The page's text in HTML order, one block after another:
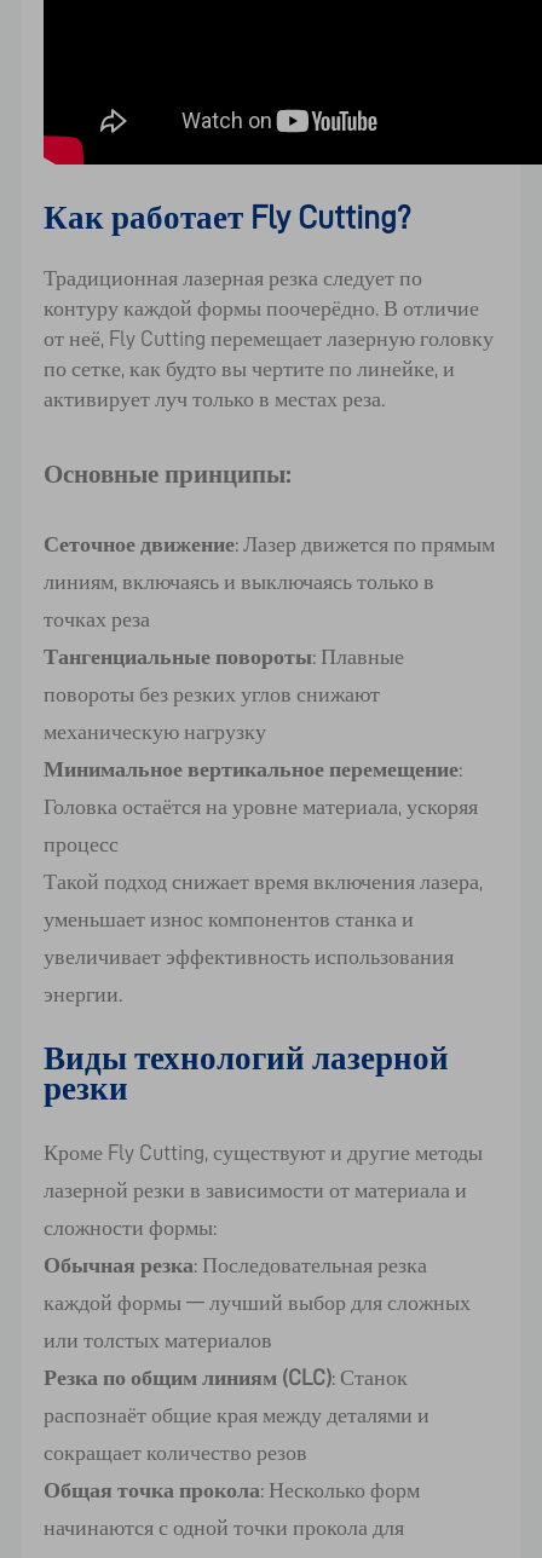
Как работает Fly Cutting?
Традиционная лазерная резка следует по
контуру каждой формы поочерёдно. В отличие
от неё, Fly Cutting перемещает лазерную головку
по сетке, как будто вы чертите по линейке, и
активирует луч только в местах реза.
Основные принципы:
Сеточное движение: Лазер движется по прямым
линиям, включаясь и выключаясь только в
точках реза
Тангенциальные повороты: Плавные
повороты без резких углов снижают
механическую нагрузку
Минимальное вертикальное перемещение:
Головка остаётся на уровне материала, ускоряя
процесс
Такой подход снижает время включения лазера,
уменьшает износ компонентов станка и
увеличивает эффективность использования
энергии.
Виды технологий лазерной
резки
Кроме Fly Cutting, существуют и другие методы
лазерной резки в зависимости от материала и
сложности формы:
Обычная резка: Последовательная резка
каждой формы — лучший выбор для сложных
или толстых материалов
Резка по общим линиям (CLC): Станок
распознаёт общие края между деталями и
сокращает количество резов
Общая точка прокола: Несколько форм
начинаются с одной точки прокола для